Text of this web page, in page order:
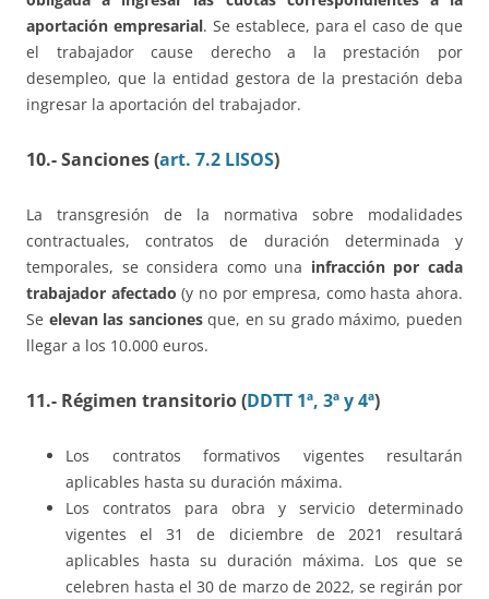
aportación empresarial. Se establece, para el caso de que
el trabajador cause derecho a la prestación por
desempleo, que la entidad gestora de la prestación deba
ingresar la aportación del trabajador.
10.- Sanciones (art. 7.2 LISOS)
La transgresión de la normativa sobre modalidades
contractuales, contratos de duración determinada y
temporales, se considera como una infracción por cada
trabajador afectado (y no por empresa, como hasta ahora.
Se elevan las sancionesque, en su grado máximo, pueden
llegar a los 10.000 euros.
11.- Régimen transitorio (DDTT 1ª, 3ª y 4ª)
Los contratos formativos vigentes resultarán
aplicables hasta su duración máxima.
Los contratos para obra y servicio determinado
vigentes el 31 de diciembre de 2021 resultará
aplicables hasta su duración máxima. Los que se
celebren hasta el 30 de marzo de 2022, se regirán por